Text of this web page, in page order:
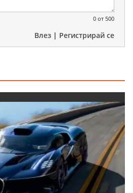
0 от 500
Влез | Регистрирай се